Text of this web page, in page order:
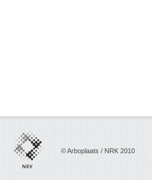
© Arboplaats / NRK 2010